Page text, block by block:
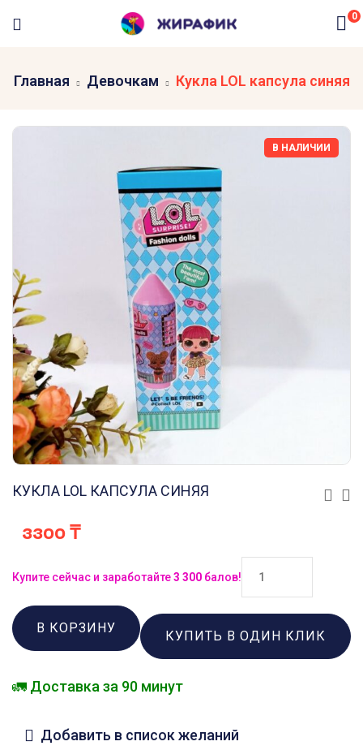
0
Главная Девочкам Кукла LOL капсула синяя
В НАЛИЧИИ
КУКЛА LOL КАПСУЛА СИНЯЯ
3300₸
Купите сейчас и заработайте3 300 балов!
В КОРЗИНУ
КУПИТЬ В ОДИН КЛИК
🚛 Доставка за 90 минут
Добавить в список желаний